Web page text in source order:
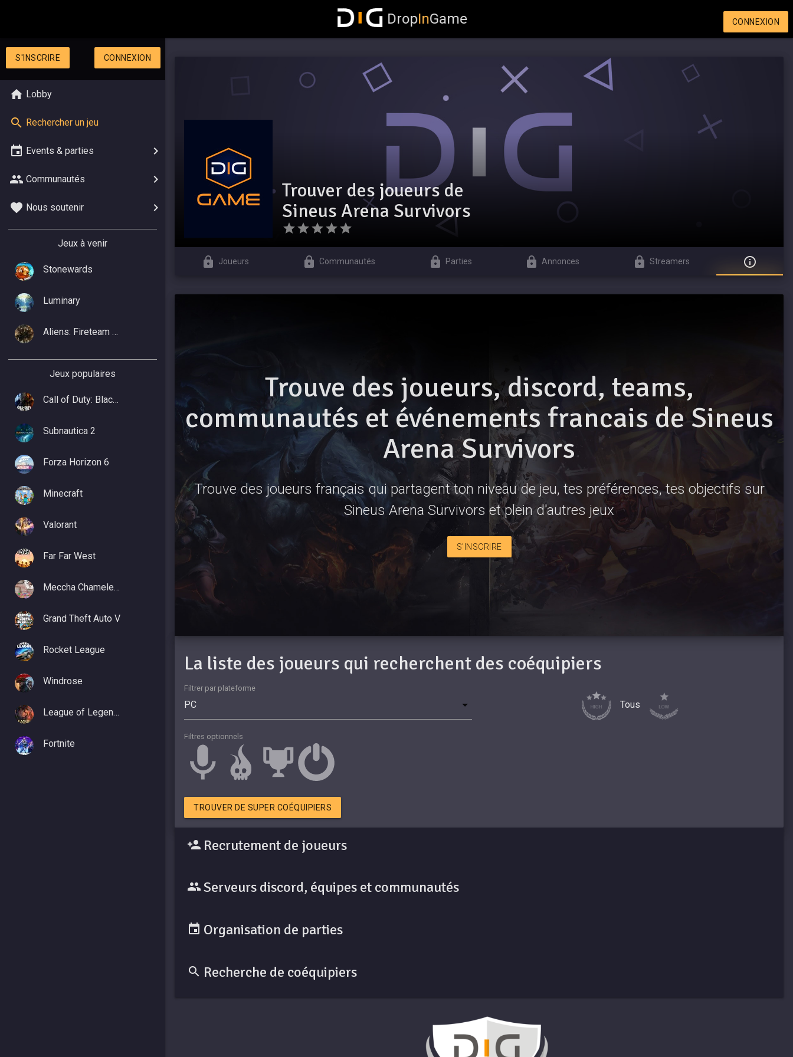
DropInGame CONNEXION
S'INSCRIRE CONNEXION
Lobby
Rechercher un jeu
Events & parties
Communautés
Nous soutenir
Jeux à venir
Stonewards
Luminary
Aliens: Fireteam Elite 2
Jeux populaires
Call of Duty: Black Ops 7
Subnautica 2
Forza Horizon 6
Minecraft
Valorant
Far Far West
Meccha Chameleon
Grand Theft Auto V
Rocket League
Windrose
League of Legends
Fortnite
Trouver des joueurs de
Sineus Arena Survivors
Joueurs Communautés Parties Annonces Streamers
Trouve des joueurs, discord, teams,
communautés et événements francais de Sineus
Arena Survivors
Trouve des joueurs français qui partagent ton niveau de jeu, tes préférences, tes objectifs sur
Sineus Arena Survivors et plein d'autres jeux
S'INSCRIRE
La liste des joueurs qui recherchent des coéquipiers
Filtrer par plateforme
Filtres optionnels
Tous
TROUVER DE SUPER COÉQUIPIERS
Recrutement de joueurs
Serveurs discord, équipes et communautés
Organisation de parties
Recherche de coéquipiers